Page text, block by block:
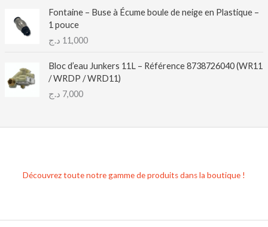
Fontaine – Buse à Écume boule de neige en Plastique –
1 pouce
11,000 د.ج
Bloc d’eau Junkers 11L – Référence 8738726040 (WR11
/ WRDP / WRD11)
7,000 د.ج
Découvrez toute notre gamme de produits dans la boutique !